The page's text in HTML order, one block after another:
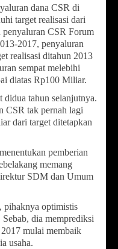
dana CSR di
target realisasi dari
penyaluran CSR Forum
2017, penyaluran
realisasi ditahun 2013
sempat melebihi
diatas Rp100 Miliar.
didua tahun selanjutnya.
CSR tak pernah lagi
dari target ditetapkan
pemberian
memang
SDM dan Umum
pihaknya optimistis
dia memprediksi
mulai membaik
usaha.